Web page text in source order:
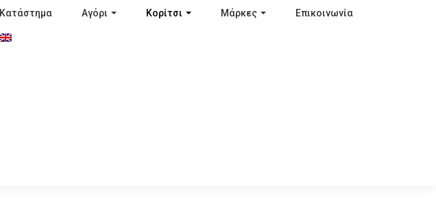
Κατάστημα Αγόρι Κορίτσι Μάρκες Επικοινωνία